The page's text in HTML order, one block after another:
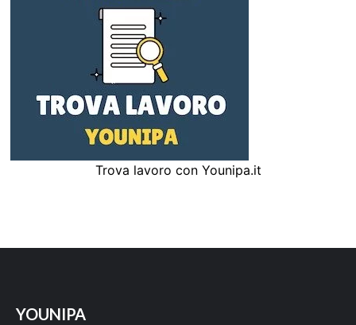
Trova lavoro con Younipa.it
YOUNIPA